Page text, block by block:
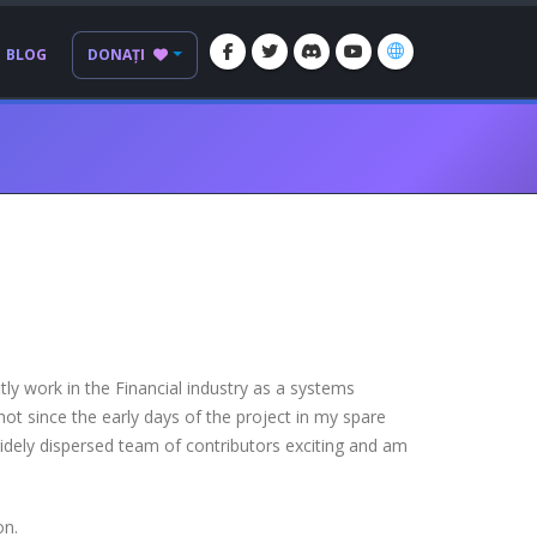
BLOG DONAȚI
work in the Financial industry as a systems
since the early days of the project in my spare
dispersed team of contributors exciting and am